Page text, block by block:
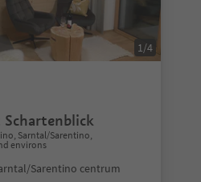
1/4
Sarntal/Sarentino,
environs
Sarentino centrum